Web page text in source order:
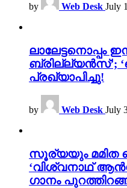
by Web Desk July
ലാലേട്ടനൊപ്പം
ബ്രില്ല്യൻസ്’;
പ്രഖ്യാപിച്ചു!
by Web Desk July
സൂര്യയും മമിത
‘വിശ്വനാഥ്
ഗാനം